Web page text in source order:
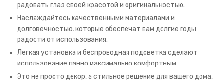
радовать глаз своей красотой и оригинальностью.
Наслаждайтесь качественными материалами и
долговечностью, которые обеспечат вам долгие годы
радости от использования.
Легкая установка и беспроводная подсветка сделают
использование панно максимально комфортным.
Это не просто декор, а стильное решение для вашего дома,